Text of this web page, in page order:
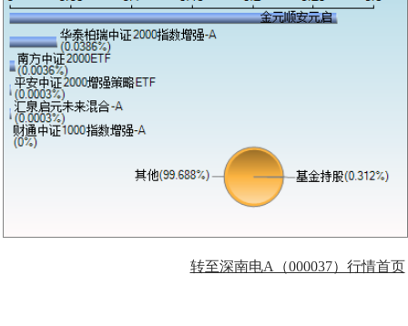
转至深南电A（000037）行情首页